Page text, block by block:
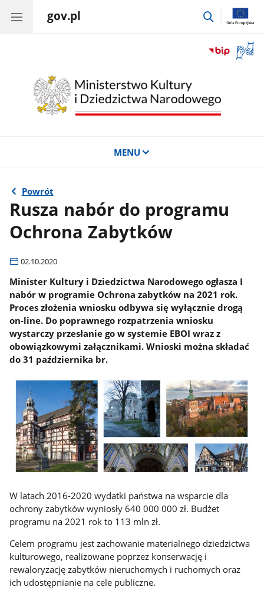
gov.pl
przejdź
okno
MENU
Powrót
Rusza nabór do programu
Ochrona Zabytków
02.10.2020
Minister Kultury i Dziedzictwa Narodowego ogłasza I
nabór w programie Ochrona zabytków na 2021 rok.
Proces złożenia wniosku odbywa się wyłącznie drogą
on-line. Do poprawnego rozpatrzenia wniosku
wystarczy przesłanie go w systemie EBOI wraz z
obowiązkowymi załącznikami. Wnioski można składać
do 31 października br.
W latach 2016-2020 wydatki państwa na wsparcie dla
ochrony zabytków wyniosły 640 000 000 zł. Budżet
programu na 2021 rok to 113 mln zł.
Celem programu jest zachowanie materialnego dziedzictwa
kulturowego, realizowane poprzez konserwację i
rewaloryzację zabytków nieruchomych i ruchomych oraz
ich udostępnianie na cele publiczne.